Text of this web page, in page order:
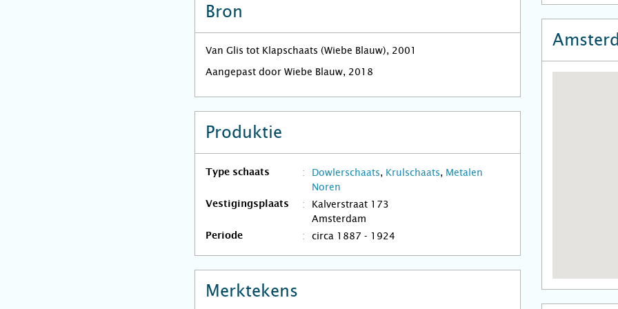
Bron
Van Glis tot Klapschaats (Wiebe Blauw), 2001
Aangepast door Wiebe Blauw, 2018
Produktie
Type schaats Dowlerschaats, Krulschaats, Metalen
Noren
Vestigingsplaats
Kalverstraat 173
Amsterdam
Periode circa 1887 - 1924
Merktekens